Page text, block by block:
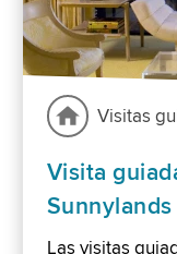
Visitas
Visita
Sunnylands
Las visitas